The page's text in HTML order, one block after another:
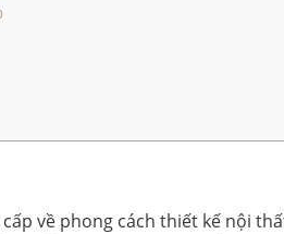
về phong cách thiết kế nội